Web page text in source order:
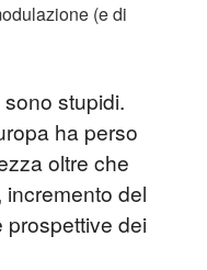
(e di
stupidi.
ha perso
oltre che
del
prospettive dei